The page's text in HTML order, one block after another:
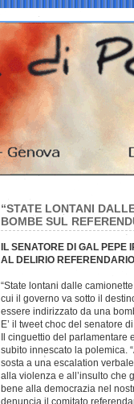
“STATE LONTANI
BOMBE SUL
IL SENATORE DI GAL
AL DELIRIO
“State lontani dalle
cui il governo va sotto il
essere indirizzato da una
E’ il tweet choc del senatore
Il cinguettio del parlamentare
subito innescato la polemica.
sosta a una escalation
alla violenza e all’insulto che
bene alla democrazia nel
denuncia il comitato